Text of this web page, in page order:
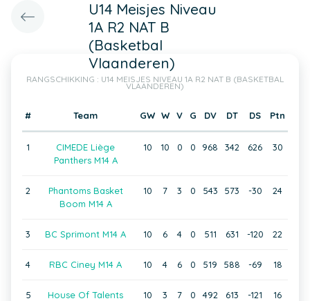
U14 Meisjes Niveau
1A R2 NAT B
(Basketbal
Vlaanderen)
RANGSCHIKKING : U14 MEISJES NIVEAU 1A R2 NAT B (BASKETBAL
VLAANDEREN)
# Team GW W V G DV DT DS Ptn
1
CIMEDE Liège
Panthers M14 A
10 10 0 0 968 342 626 30
2
Phantoms Basket
Boom M14 A
10 7 3 0 543 573 -30 24
3 BC Sprimont M14 A 10 6 4 0 511 631 -120 22
4 RBC Ciney M14 A 10 4 6 0 519 588 -69 18
5
House Of Talents
10 3 7 0 492 613 -121 16